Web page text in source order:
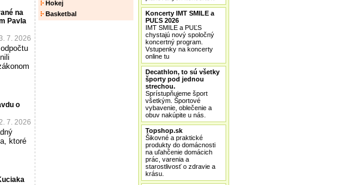
na
Pavla
7. 2026
o
7. 2026
ktoré
Hokej
Basketbal
Koncerty IMT SMILE a
PUĽS 2026
IMT SMILE a PUĽS
chystajú nový spoločný
koncertný program.
Vstupenky na koncerty
online tu
Decathlon, to sú všetky
športy pod jednou
strechou.
Sprístupňujeme šport
všetkým. Športové
vybavenie, oblečenie a
obuv nakúpite u nás.
Topshop.sk
Šikovné a praktické
produkty do domácnosti
na uľahčenie domácich
prác, varenia a
starostlivosť o zdravie a
krásu.